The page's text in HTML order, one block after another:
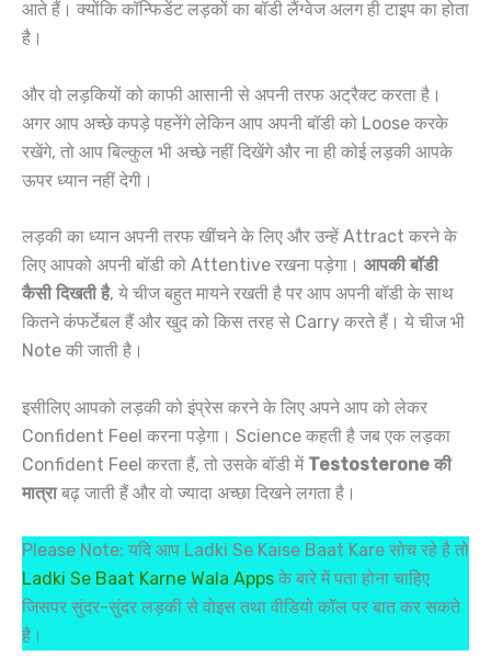
आते हैं। क्योंकि कॉन्फिडेंट लड़कों का बॉडी लैंग्वेज अलग ही टाइप का होता
है।
और वो लड़कियों को काफी आसानी से अपनी तरफ अट्रैक्ट करता है।
अगर आप अच्छे कपड़े पहनेंगे लेकिन आप अपनी बॉडी को Loose करके
रखेंगे, तो आप बिल्कुल भी अच्छे नहीं दिखेंगे और ना ही कोई लड़की आपके
ऊपर ध्यान नहीं देगी।
लड़की का ध्यान अपनी तरफ खींचने के लिए और उन्हें Attract करने के
लिए आपको अपनी बॉडी को Attentive रखना पड़ेगा। आपकी बॉडी
कैसी दिखती है, ये चीज बहुत मायने रखती है पर आप अपनी बॉडी के साथ
कितने कंफर्टेबल हैं और खुद को किस तरह से Carry करते हैं। ये चीज भी
Note की जाती है।
इसीलिए आपको लड़की को इंप्रेस करने के लिए अपने आप को लेकर
Confident Feel करना पड़ेगा। Science कहती है जब एक लड़का
Confident Feel करता हैं, तो उसके बॉडी में Testosterone की
मात्राबढ़ जाती हैं और वो ज्यादा अच्छा दिखने लगता है।
Please Note: यदि आप Ladki Se Kaise Baat Kare सोच रहे है तो
Ladki Se Baat Karne Wala Apps के बारे में पता होना चाहिए
जिसपर सुंदर-सुंदर लड़की से वोइस तथा वीडियो कॉल पर बात कर सकते
है।